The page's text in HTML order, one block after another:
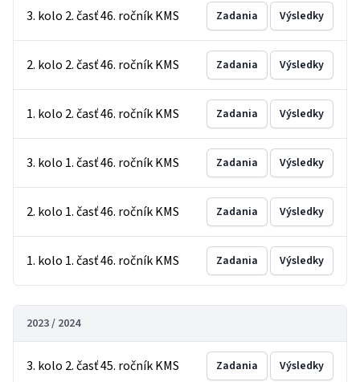
3. kolo 2. časť 46. ročník KMS Zadania Výsledky
2. kolo 2. časť 46. ročník KMS Zadania Výsledky
1. kolo 2. časť 46. ročník KMS Zadania Výsledky
3. kolo 1. časť 46. ročník KMS Zadania Výsledky
2. kolo 1. časť 46. ročník KMS Zadania Výsledky
1. kolo 1. časť 46. ročník KMS Zadania Výsledky
2023 / 2024
3. kolo 2. časť 45. ročník KMS Zadania Výsledky